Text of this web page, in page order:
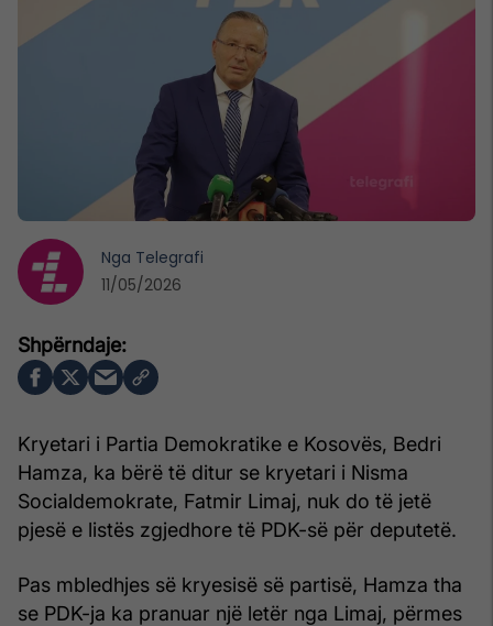
Kryetari i Partia Demokratike e Kosovës, Bedri
Hamza, ka bërë të ditur se kryetari i Nisma
Socialdemokrate, Fatmir Limaj, nuk do të jetë
pjesë e listës zgjedhore të PDK-së për deputetë.
Pas mbledhjes së kryesisë së partisë, Hamza tha
se PDK-ja ka pranuar një letër nga Limaj, përmes
Nga Telegrafi
11/05/2026